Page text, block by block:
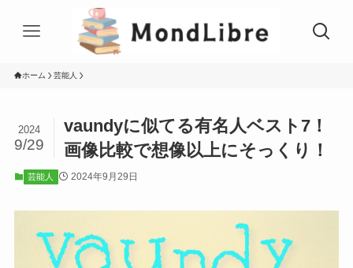
ホーム 芸能人
vaundyに似てる有名人ベスト7！
画像比較で想像以上にそっくり！
2024
9/29
芸能人 2024年9月29日